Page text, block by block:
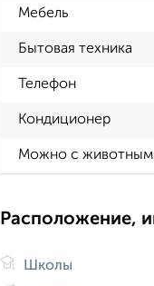
Мебель
Бытовая техника
Телефон
Кондиционер
Можно с
Расположение,
Школы